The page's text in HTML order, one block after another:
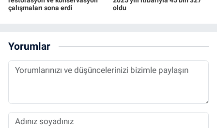
çalışmaları sona erdi
oldu
Yorumlar